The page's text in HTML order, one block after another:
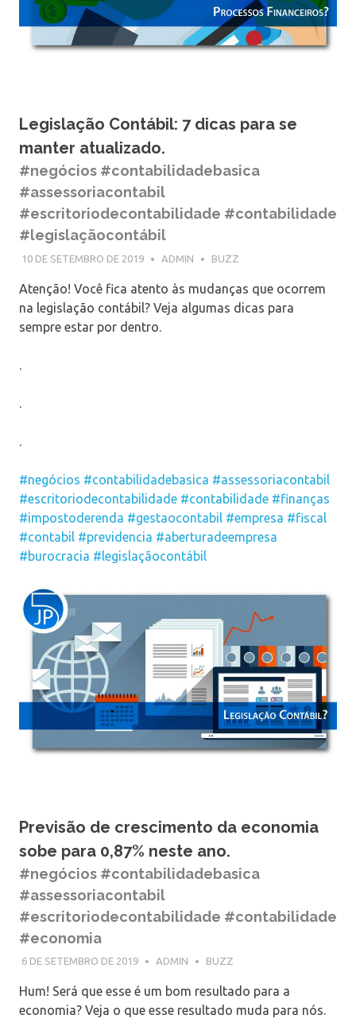
Legislação Contábil: 7 dicas para se
manter atualizado.
#negócios #contabilidadebasica
#assessoriacontabil
#escritoriodecontabilidade #contabilidade
#legislaçãocontábil
10 DE SETEMBRO DE 2019 ADMIN BUZZ
Atenção! Você fica atento às mudanças que ocorrem
na legislação contábil? Veja algumas dicas para
sempre estar por dentro.
.
.
.
#negócios #contabilidadebasica #assessoriacontabil
#escritoriodecontabilidade #contabilidade #finanças
#impostoderenda #gestaocontabil #empresa #fiscal
#contabil #previdencia #aberturadeempresa
#burocracia #legislaçãocontábil
Previsão de crescimento da economia
sobe para 0,87% neste ano.
#negócios #contabilidadebasica
#assessoriacontabil
#escritoriodecontabilidade #contabilidade
#economia
6 DE SETEMBRO DE 2019 ADMIN BUZZ
Hum! Será que esse é um bom resultado para a
economia? Veja o que esse resultado muda para nós.